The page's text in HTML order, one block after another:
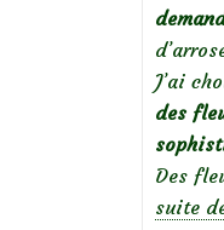
J’ai
des
Des
suite